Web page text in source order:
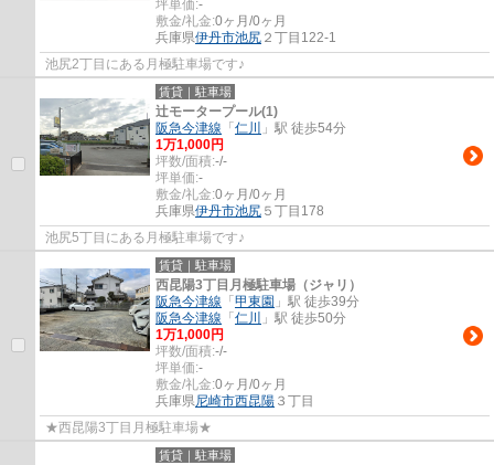
坪単価:-
敷金/礼金:0ヶ月/0ヶ月
兵庫県伊丹市池尻 ２丁目122-1
池尻2丁目にある月極駐車場です♪
賃貸｜駐車場
辻モータープール(1)
阪急今津線 「 仁川
」駅 徒歩54分
1万1,000円
坪数/面積:-/-
坪単価:-
敷金/礼金:0ヶ月/0ヶ月
兵庫県伊丹市池尻 ５丁目178
池尻5丁目にある月極駐車場です♪
賃貸｜駐車場
西昆陽3丁目月極駐車場（ジャリ）
阪急今津線 「 甲東園 」駅 徒歩39分
阪急今津線 「 仁川
」駅 徒歩50分
1万1,000円
坪数/面積:-/-
坪単価:-
敷金/礼金:0ヶ月/0ヶ月
兵庫県尼崎市西昆陽 ３丁目
★西昆陽3丁目月極駐車場★
賃貸｜駐車場